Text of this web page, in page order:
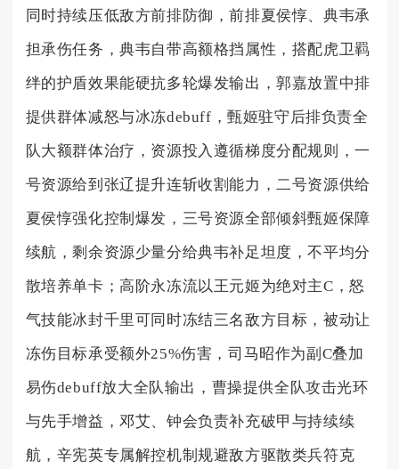
同时持续压低敌方前排防御，前排夏侯惇、典韦承
担承伤任务，典韦自带高额格挡属性，搭配虎卫羁
绊的护盾效果能硬抗多轮爆发输出，郭嘉放置中排
提供群体减怒与冰冻debuff，甄姬驻守后排负责全
队大额群体治疗，资源投入遵循梯度分配规则，一
号资源给到张辽提升连斩收割能力，二号资源供给
夏侯惇强化控制爆发，三号资源全部倾斜甄姬保障
续航，剩余资源少量分给典韦补足坦度，不平均分
散培养单卡；高阶永冻流以王元姬为绝对主C，怒
气技能冰封千里可同时冻结三名敌方目标，被动让
冻伤目标承受额外25%伤害，司马昭作为副C叠加
易伤debuff放大全队输出，曹操提供全队攻击光环
与先手增益，邓艾、钟会负责补充破甲与持续续
航，辛宪英专属解控机制规避敌方驱散类兵符克